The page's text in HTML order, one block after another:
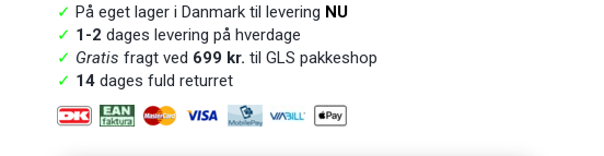
✓ På eget lager i Danmark til levering NU
✓ 1-2 dages levering på hverdage
✓ Gratis fragt ved 699 kr. til GLS pakkeshop
✓ 14dages fuld returret